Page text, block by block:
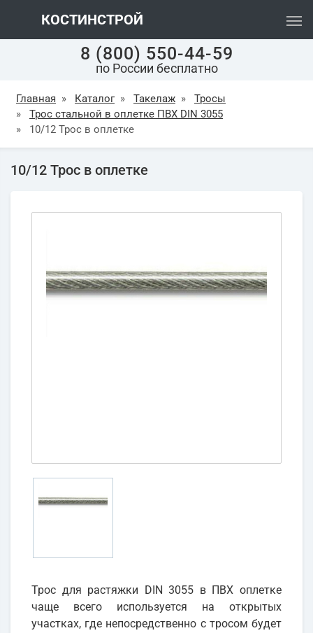
КОСТИНСТРОЙ
8 (800) 550-44-59
по России бесплатно
Главная » Каталог » Такелаж »
Тросы
»
Трос стальной в оплетке ПВХ DIN 3055
»
10/12 Трос в оплетке
10/12 Трос в оплетке
Трос для растяжки DIN 3055 в ПВХ оплетке
чаще всего используется на открытых
участках, где непосредственно с тросом будет